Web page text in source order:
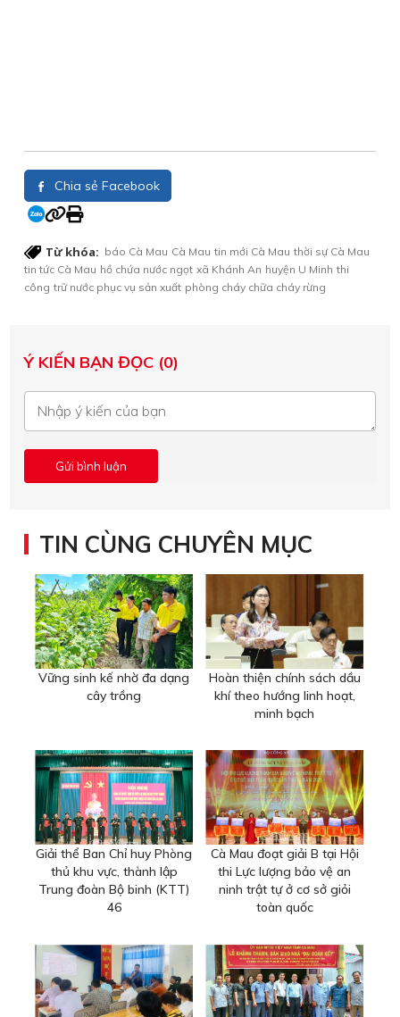
Chia sẻ Facebook
Từ khóa: báo Cà Mau Cà Mau tin mới Cà Mau thời sự Cà Mau
tin tức Cà Mau hồ chứa nước ngọt xã Khánh An huyện U Minh thi
công trữ nước phục vụ sản xuất phòng cháy chữa cháy rừng
Ý KIẾN BẠN ĐỌC (0)
TIN CÙNG CHUYÊN MỤC
Vững sinh kế nhờ đa dạng
cây trồng
Hoàn thiện chính sách dầu
khí theo hướng linh hoạt,
minh bạch
Giải thể Ban Chỉ huy Phòng
thủ khu vực, thành lập
Trung đoàn Bộ binh (KTT)
46
Cà Mau đoạt giải B tại Hội
thi Lực lượng bảo vệ an
ninh trật tự ở cơ sở giỏi
toàn quốc